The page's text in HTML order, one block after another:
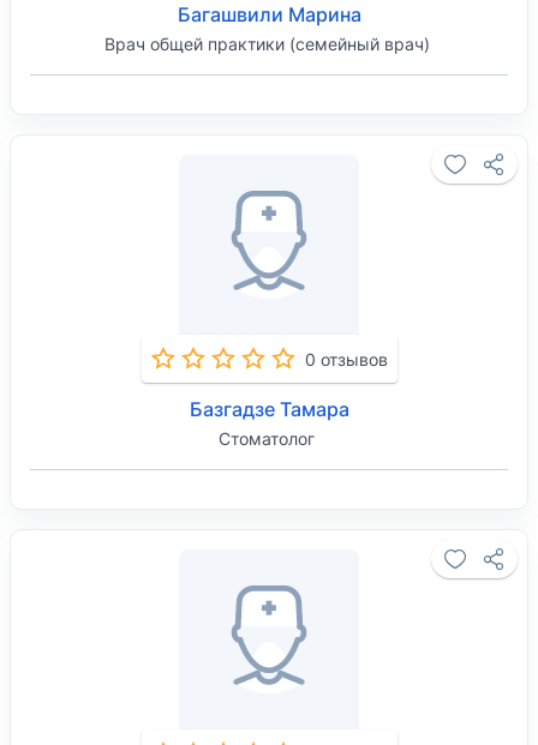
Багашвили Марина
Врач общей практики (семейный врач)
0 отзывов
Базгадзе Тамара
Стоматолог